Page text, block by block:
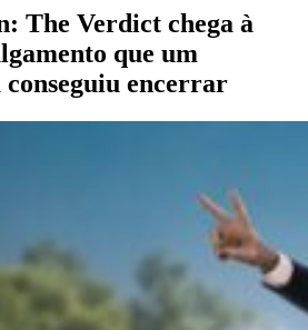
The Verdict chega à
que um
encerrar